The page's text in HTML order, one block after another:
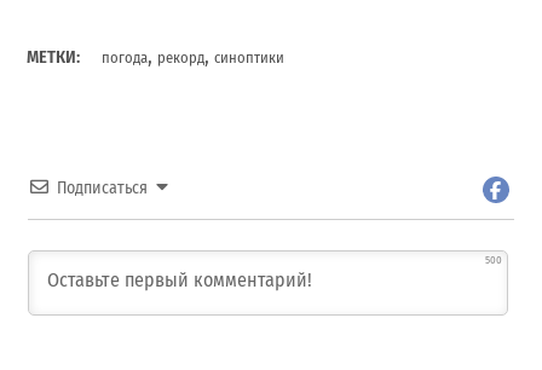
МЕТКИ: погода, рекорд,синоптики
Подписаться
500